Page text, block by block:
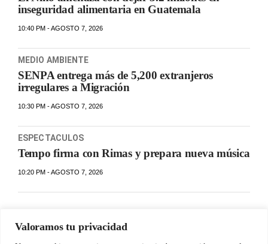
Valoramos tu privacidad
inseguridad alimentaria en Guatemala
10:40 PM - AGOSTO 7, 2026
MEDIO AMBIENTE
SENPA entrega más de 5,200 extranjeros
irregulares a Migración
10:30 PM - AGOSTO 7, 2026
ESPECTACULOS
Tempo firma con Rimas y prepara nueva música
10:20 PM - AGOSTO 7, 2026